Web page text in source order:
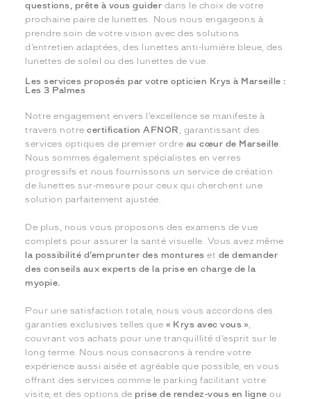
questions, prête à vous guider dans le choix de votre
prochaine paire de lunettes. Nous nous engageons à
prendre soin de votre vision avec des solutions
d’entretien adaptées, des lunettes anti-lumière bleue, des
lunettes de soleil ou des lunettes de vue.
Les services proposés par votre opticien Krys à Marseille :
Les 3 Palmes
Notre engagement envers l’excellence se manifeste à
travers notre certification AFNOR , garantissant des
services optiques de premier ordre au cœur de Marseille.
Nous sommes également spécialistes en verres
progressifs et nous fournissons un service de création
de lunettes sur-mesure pour ceux qui cherchent une
solution parfaitement ajustée.
De plus, nous vous proposons des examens de vue
complets pour assurer la santé visuelle. Vous avez même
la possibilité d’emprunter des montures et de demander
des conseils aux experts de la prise en charge de la
myopie.
Pour une satisfaction totale, nous vous accordons des
garanties exclusives telles que« Krys avec vous »,
couvrant vos achats pour une tranquillité d’esprit sur le
long terme. Nous nous consacrons à rendre votre
expérience aussi aisée et agréable que possible, en vous
offrant des services comme le parking facilitant votre
visite, et des options de prise de rendez-vous en ligne ou